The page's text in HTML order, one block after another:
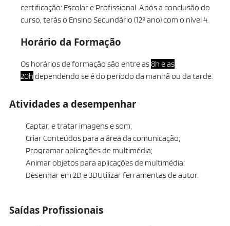
certificação: Escolar e Profissional. Após a conclusão do
curso, terás o Ensino Secundário (12º ano) com o nível 4.
Horário da Formação
Os horários de formação são entre as8h e as
20h dependendo se é do período da manhã ou da tarde.
Atividades a desempenhar
Captar, e tratar imagens e som;
Criar Conteúdos para a área da comunicação;
Programar aplicações de multimédia;
Animar objetos para aplicações de multimédia;
Desenhar em 2D e 3DUtilizar ferramentas de autor.
Saídas Profissionais